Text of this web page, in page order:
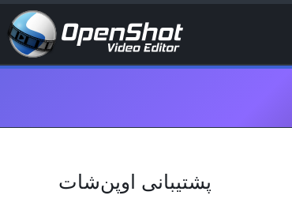
پشتیبانی اوپن‌شات